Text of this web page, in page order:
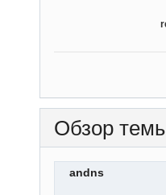
Обзор
andns